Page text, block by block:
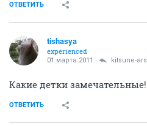
ОТВЕТИТЬ
tishasya
experienced
01 марта 2011 kitsune-ars
Какие детки замечательные!
ОТВЕТИТЬ